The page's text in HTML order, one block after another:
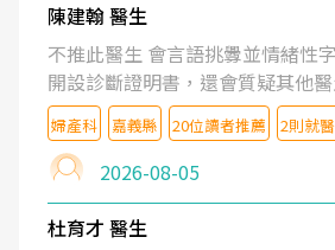
陳建翰 醫生
不推此醫生 會言語挑釁並情緒性
開設診斷證明書，還會質疑其他醫
婦產科 嘉義縣 20位讀者推薦 2則就
2026-08-05
杜育才 醫生